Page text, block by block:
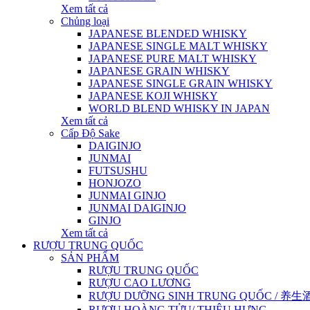
Xem tất cả
Chủng loại
JAPANESE BLENDED WHISKY
JAPANESE SINGLE MALT WHISKY
JAPANESE PURE MALT WHISKY
JAPANESE GRAIN WHISKY
JAPANESE SINGLE GRAIN WHISKY
JAPANESE KOJI WHISKY
WORLD BLEND WHISKY IN JAPAN
Xem tất cả
Cấp Độ Sake
DAIGINJO
JUNMAI
FUTSUSHU
HONJOZO
JUNMAI GINJO
JUNMAI DAIGINJO
GINJO
Xem tất cả
RƯỢU TRUNG QUỐC
SẢN PHẨM
RƯỢU TRUNG QUỐC
RƯỢU CAO LƯƠNG
RƯỢU DƯỠNG SINH TRUNG QUỐC / 养生